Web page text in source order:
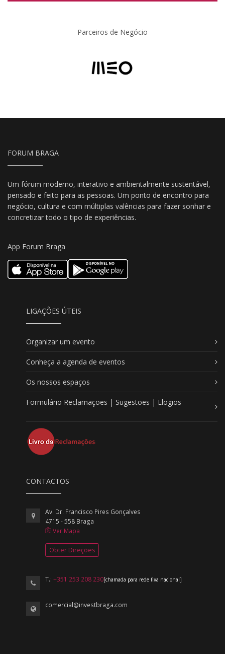
Parceiros de Negócio
FORUM BRAGA
Um fórum moderno, interativo e ambientalmente sustentável,
pensado e feito para as pessoas. Um ponto de encontro para
negócio, cultura e com múltiplas valências para fazer sonhar e
concretizar todo o tipo de experiências.
App Forum Braga
LIGAÇÕES ÚTEIS
Organizar um evento
Conheça a agenda de eventos
Os nossos espaços
Formulário Reclamações | Sugestões | Elogios
CONTACTOS
Av. Dr. Francisco Pires Gonçalves
4715 - 558 Braga
Ver Mapa
Obter Direções
T.:+351 253 208 230[chamada para rede fixa nacional]
comercial@investbraga.com